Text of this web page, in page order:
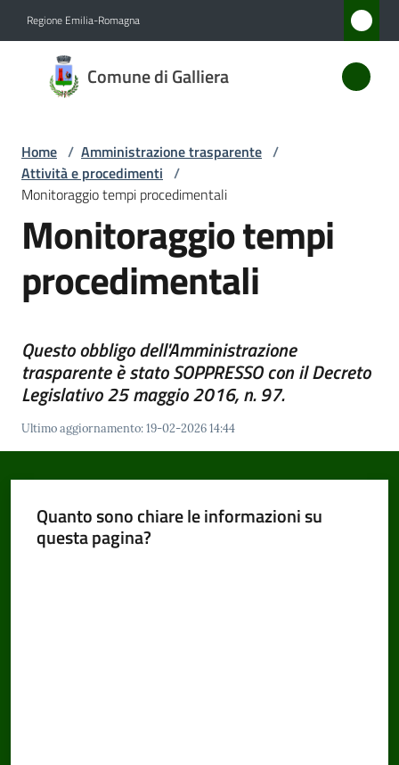
Regione Emilia-Romagna
Comune di Galliera
Comune
di
Amministrazione
Novità
Servizi
Galliera
Menu selezionato
Tutti
Home / Amministrazione trasparente /
Attività e procedimenti /
Monitoraggio tempi procedimentali
Monitoraggio tempi
procedimentali
Questo obbligo dell'Amministrazione
trasparente è stato SOPPRESSO con il Decreto
Legislativo 25 maggio 2016, n. 97.
Ultimo aggiornamento:19-02-2026 14:44
Quanto sono chiare le informazioni su
questa pagina?